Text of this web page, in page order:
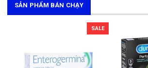
SẢN PHẨM BÁN CHẠY
SALE